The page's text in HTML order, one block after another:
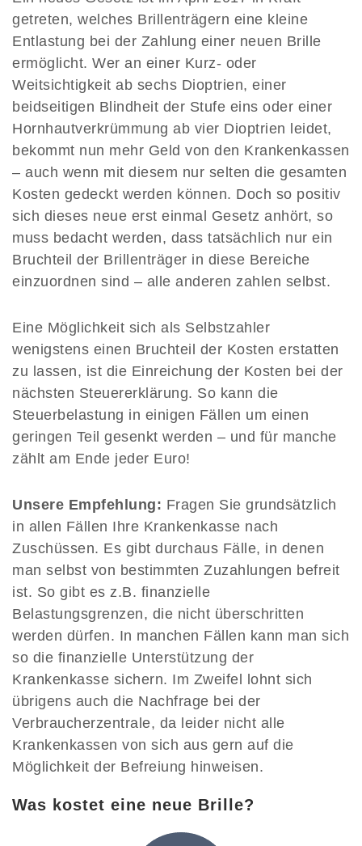
getreten, welches Brillenträgern eine kleine
Entlastung bei der Zahlung einer neuen Brille
ermöglicht. Wer an einer Kurz- oder
Weitsichtigkeit ab sechs Dioptrien, einer
beidseitigen Blindheit der Stufe eins oder einer
Hornhautverkrümmung ab vier Dioptrien leidet,
bekommt nun mehr Geld von den Krankenkassen
– auch wenn mit diesem nur selten die gesamten
Kosten gedeckt werden können. Doch so positiv
sich dieses neue erst einmal Gesetz anhört, so
muss bedacht werden, dass tatsächlich nur ein
Bruchteil der Brillenträger in diese Bereiche
einzuordnen sind – alle anderen zahlen selbst.
Eine Möglichkeit sich als Selbstzahler
wenigstens einen Bruchteil der Kosten erstatten
zu lassen, ist die Einreichung der Kosten bei der
nächsten Steuererklärung. So kann die
Steuerbelastung in einigen Fällen um einen
geringen Teil gesenkt werden – und für manche
zählt am Ende jeder Euro!
Unsere Empfehlung: Fragen Sie grundsätzlich
in allen Fällen Ihre Krankenkasse nach
Zuschüssen. Es gibt durchaus Fälle, in denen
man selbst von bestimmten Zuzahlungen befreit
ist. So gibt es z.B. finanzielle
Belastungsgrenzen, die nicht überschritten
werden dürfen. In manchen Fällen kann man sich
so die finanzielle Unterstützung der
Krankenkasse sichern. Im Zweifel lohnt sich
übrigens auch die Nachfrage bei der
Verbraucherzentrale, da leider nicht alle
Krankenkassen von sich aus gern auf die
Möglichkeit der Befreiung hinweisen.
Was kostet eine neue Brille?